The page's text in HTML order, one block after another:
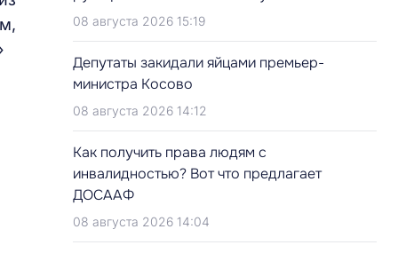
08 августа 2026 15:19
Депутаты закидали яйцами премьер-
министра Косово
08 августа 2026 14:12
Как получить права людям с
инвалидностью? Вот что предлагает
ДОСААФ
08 августа 2026 14:04